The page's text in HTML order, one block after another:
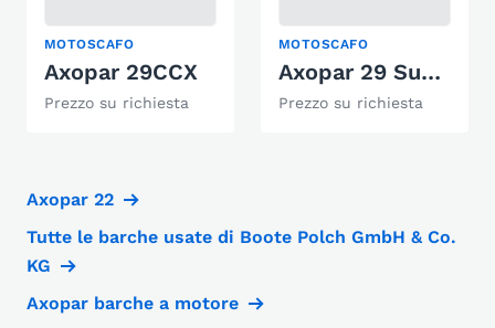
MOTOSCAFO
Axopar 29CCX
Prezzo su richiesta
MOTOSCAFO
Axopar 29 Sun Top
Prezzo su richiesta
Axopar 22
Tutte le barche usate di Boote Polch GmbH & Co.
KG
Axopar barche a motore